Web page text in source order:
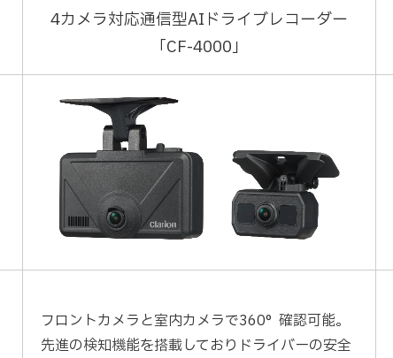
4カメラ対応通信型AIドライブレコーダー
「CF-4000」
フロントカメラと室内カメラで360°確認可能。
先進の検知機能を搭載しておりドライバーの安全